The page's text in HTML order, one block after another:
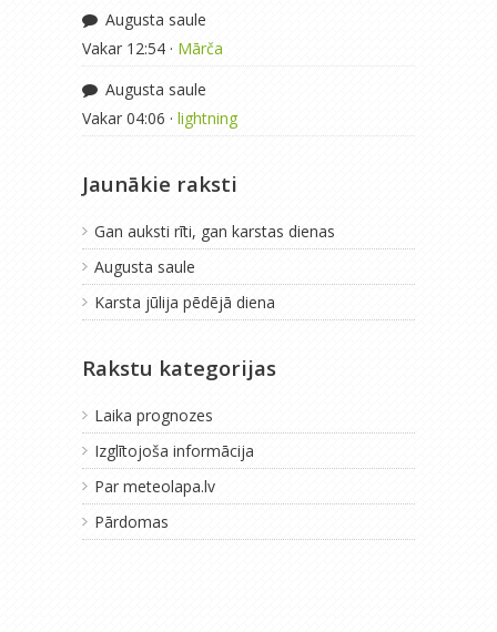
Augusta saule
Vakar 12:54 · Mārča
Augusta saule
Vakar 04:06 · lightning
Jaunākie raksti
Gan auksti rīti, gan karstas dienas
Augusta saule
Karsta jūlija pēdējā diena
Rakstu kategorijas
Laika prognozes
Izglītojoša informācija
Par meteolapa.lv
Pārdomas